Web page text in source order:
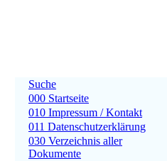
Suche
000 Startseite
010 Impressum / Kontakt
011 Datenschutzerklärung
030 Verzeichnis aller
Dokumente